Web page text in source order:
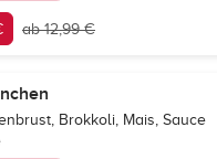
ab 12,99 €
Brokkoli, Mais, Sauce